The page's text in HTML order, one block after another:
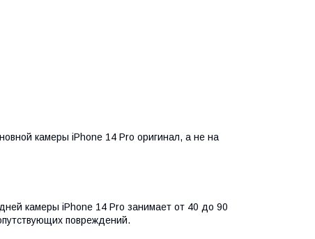
камеры iPhone 14 Pro оригинал, а не на
камеры iPhone 14 Pro занимает от 40 до 90
повреждений.